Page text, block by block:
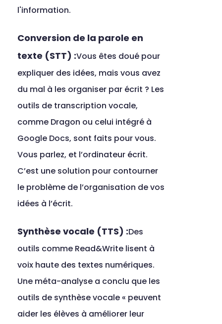
l'information.
Conversion de la parole en
texte (STT) :Vous êtes doué pour
expliquer des idées, mais vous avez
du mal à les organiser par écrit ? Les
outils de transcription vocale,
comme Dragon ou celui intégré à
Google Docs, sont faits pour vous.
Vous parlez, et l’ordinateur écrit.
C’est une solution pour contourner
le problème de l’organisation de vos
idées à l’écrit.
Synthèse vocale (TTS) :Des
outils comme Read&Write lisent à
voix haute des textes numériques.
Une méta-analyse a conclu que les
outils de synthèse vocale « peuvent
aider les élèves à améliorer leur